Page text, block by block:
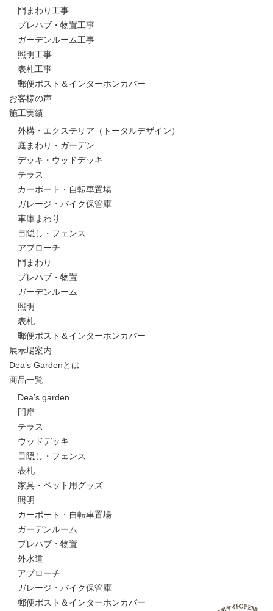
門まわり工事
プレハブ・物置工事
ガーデンルーム工事
照明工事
表札工事
郵便ポスト＆インターホンカバー
お客様の声
施工実績
外構・エクステリア（トータルデザイン）
庭まわり・ガーデン
デッキ・ウッドデッキ
テラス
カーポート・自転車置場
ガレージ・バイク保管庫
車庫まわり
目隠し・フェンス
アプローチ
門まわり
プレハブ・物置
ガーデンルーム
照明
表札
郵便ポスト＆インターホンカバー
展示場案内
Dea’s Gardenとは
商品一覧
Dea’s garden
門扉
テラス
ウッドデッキ
目隠し・フェンス
表札
家具・ペット用グッズ
照明
カーポート・自転車置場
ガーデンルーム
プレハブ・物置
外水道
アプローチ
ガレージ・バイク保管庫
郵便ポスト＆インターホンカバー